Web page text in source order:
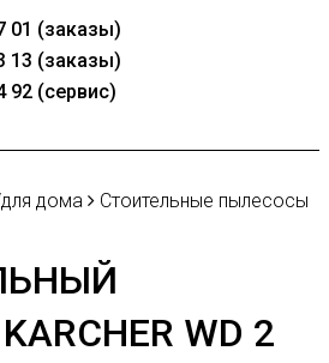
01 (заказы)
13 (заказы)
92 (сервис)
дома Стоительные пылесосы
WD 2